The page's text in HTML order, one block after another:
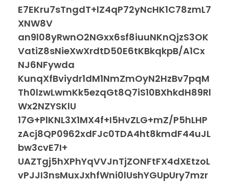
E7EKru7sTngdT+lZ4qP72yNcHK1C78zmL7
XNW8V
an9l08yRwnO2NGxx6sf8iuuNKnQjzS3OK
VatiZ8sNieXwXrdtD50E6tKBkqkpB/A1Cx
NJ6NFywda
KunqXfBviydr1dM1NmZmOyN2HzBv7pqM
Th0lzwLwmKk5ezqGt8Q7iS10BXhkdH89Rl
Wx2NZYSKlU
17G+PlKNL3X1MX4f+I5HvZLG+mZ/P5hLHP
zAcj8QP0962xdFJc0TDA4ht8kmdF44uJL
bw3cvE7I+
UAZTgj5hXPhYqVVJnTjZONFtFX4dXEtzoL
vPJJI3nsMuxJxhfWni0lUshYGUpUry7mzr